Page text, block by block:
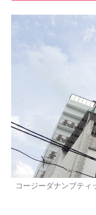
コージーダナンブティ